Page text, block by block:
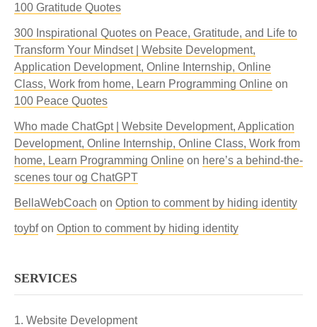
100 Gratitude Quotes
300 Inspirational Quotes on Peace, Gratitude, and Life to
Transform Your Mindset | Website Development,
Application Development, Online Internship, Online
Class, Work from home, Learn Programming Online on
100 Peace Quotes
Who made ChatGpt | Website Development, Application
Development, Online Internship, Online Class, Work from
home, Learn Programming Online on here’s a behind-the-
scenes tour og ChatGPT
BellaWebCoach on Option to comment by hiding identity
toybfon Option to comment by hiding identity
SERVICES
Website Development